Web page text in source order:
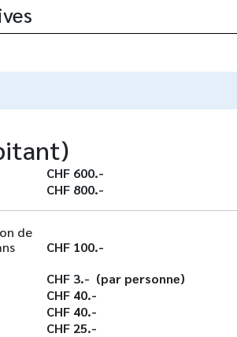
CHF 600.-
CHF 800.-
de
CHF 100.-
CHF 3.- (par personne)
CHF 40.-
CHF 40.-
CHF 25.-